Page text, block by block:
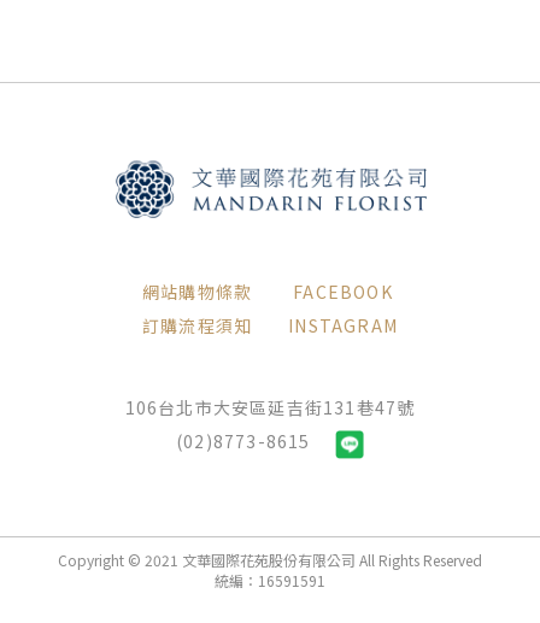
網站購物條款
訂購流程須知
FACEBOOK
INSTAGRAM
106台北市大安區延吉街131巷47號
(02)8773-8615
Copyright © 2021 文華國際花苑股份有限公司 All Rights Reserved
統編：16591591